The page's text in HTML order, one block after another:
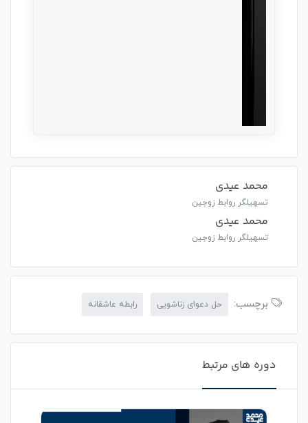
محمد عیدی
تسهیلگر روابط زوجین
محمد عیدی
تسهیلگر روابط زوجین
برچسب: حل دعوای زناشویی رابطه عاشقانه
دوره های مرتبط